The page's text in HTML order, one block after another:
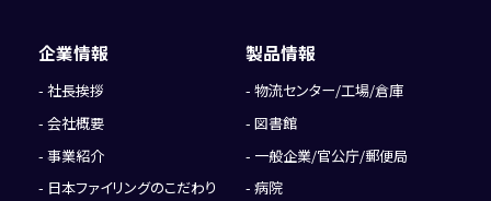
企業情報
社長挨拶
会社概要
事業紹介
日本ファイリングのこだわり
製品情報
物流センター/工場/倉庫
図書館
一般企業/官公庁/郵便局
病院